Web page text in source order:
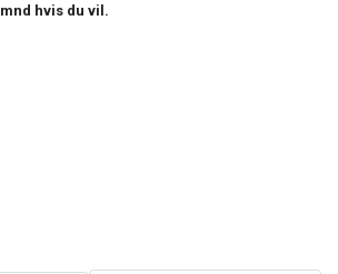
mnd hvis du vil.